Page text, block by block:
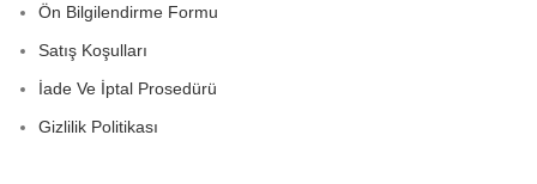
Ön Bilgilendirme Formu
Satış Koşulları
İade Ve İptal Prosedürü
Gizlilik Politikası